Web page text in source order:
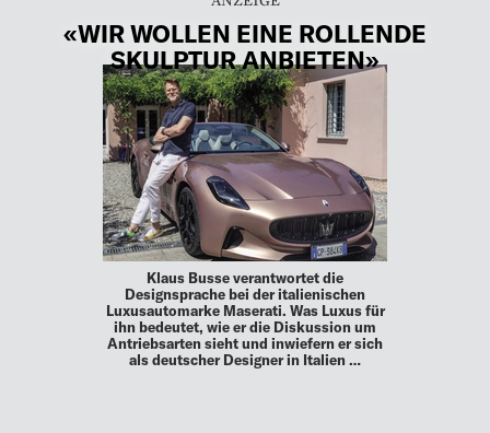
«WIR WOLLEN EINE ROLLENDE
SKULPTUR ANBIETEN»
Klaus Busse verantwortet die
Designsprache bei der italienischen
Luxusautomarke Maserati. Was Luxus für
ihn bedeutet, wie er die Diskussion um
Antriebsarten sieht und inwiefern er sich
als deutscher Designer in Italien …